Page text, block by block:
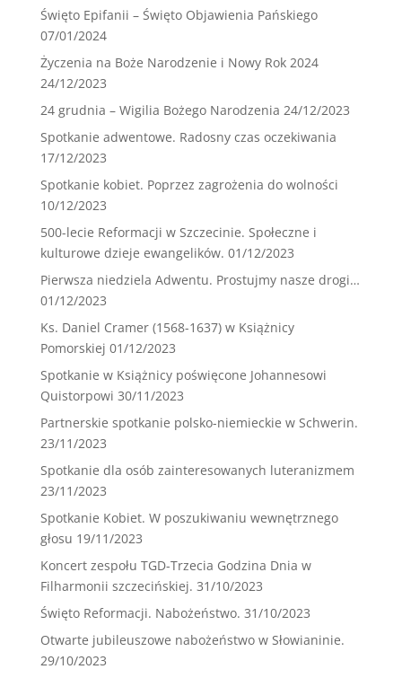
Święto Epifanii – Święto Objawienia Pańskiego
07/01/2024
Życzenia na Boże Narodzenie i Nowy Rok 2024
24/12/2023
24 grudnia – Wigilia Bożego Narodzenia 24/12/2023
Spotkanie adwentowe. Radosny czas oczekiwania
17/12/2023
Spotkanie kobiet. Poprzez zagrożenia do wolności
10/12/2023
500-lecie Reformacji w Szczecinie. Społeczne i
kulturowe dzieje ewangelików. 01/12/2023
Pierwsza niedziela Adwentu. Prostujmy nasze drogi…
01/12/2023
Ks. Daniel Cramer (1568-1637) w Książnicy
Pomorskiej 01/12/2023
Spotkanie w Książnicy poświęcone Johannesowi
Quistorpowi 30/11/2023
Partnerskie spotkanie polsko-niemieckie w Schwerin.
23/11/2023
Spotkanie dla osób zainteresowanych luteranizmem
23/11/2023
Spotkanie Kobiet. W poszukiwaniu wewnętrznego
głosu 19/11/2023
Koncert zespołu TGD-Trzecia Godzina Dnia w
Filharmonii szczecińskiej. 31/10/2023
Święto Reformacji. Nabożeństwo. 31/10/2023
Otwarte jubileuszowe nabożeństwo w Słowianinie.
29/10/2023